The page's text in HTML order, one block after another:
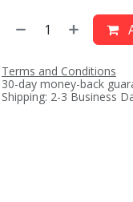
Terms and Conditions
30-day money-back
Shipping: 2-3 Business